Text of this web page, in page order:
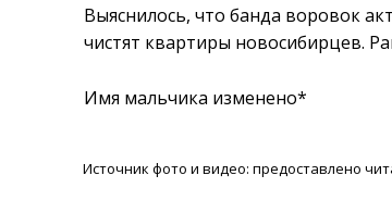
Выяснилось, что банда воровок
чистят квартиры новосибирцев.
Имя мальчика изменено*
Источник фото и видео: предоставлено